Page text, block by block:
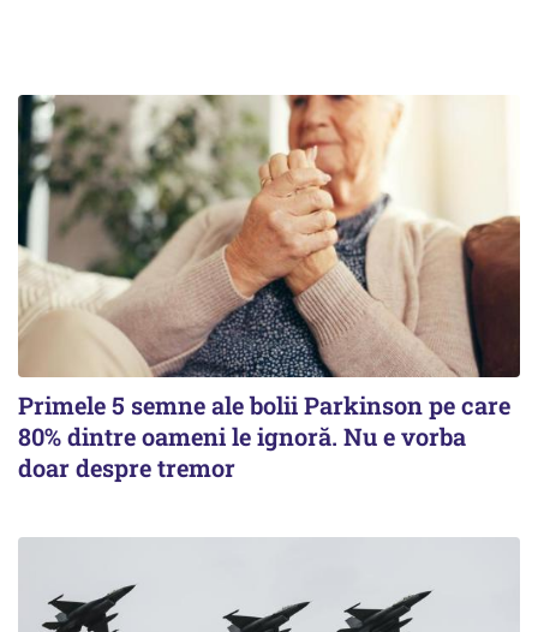
Primele 5 semne ale bolii Parkinson pe care
80% dintre oameni le ignoră. Nu e vorba
doar despre tremor